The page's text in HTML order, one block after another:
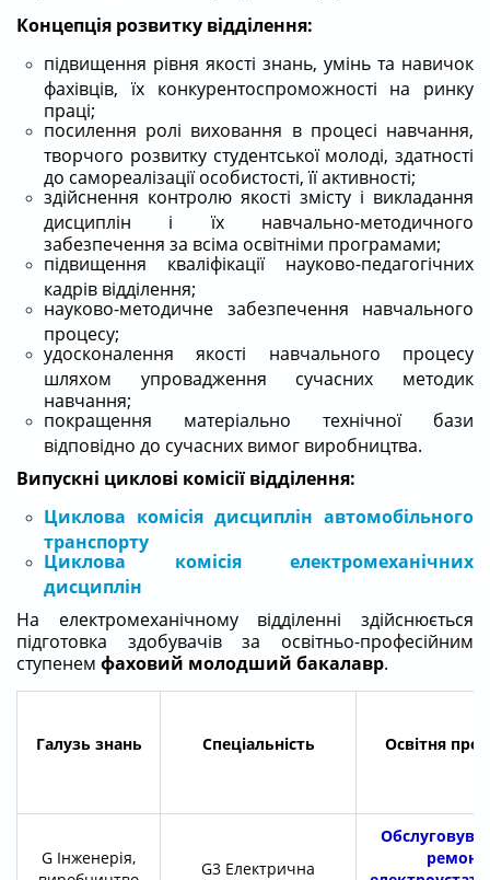
Концепція розвитку відділення:
підвищення рівня якості знань, умінь та навичок
фахівців, їх конкурентоспроможності на ринку
праці;
посилення ролі виховання в процесі навчання,
творчого розвитку студентської молоді, здатності
до самореалізації особистості, її активності;
здійснення контролю якості змісту і викладання
дисциплін і їх навчально-методичного
забезпечення за всіма освітніми програмами;
підвищення кваліфікації науково-педагогічних
кадрів відділення;
науково-методичне забезпечення навчального
процесу;
удосконалення якості навчального процесу
шляхом упровадження сучасних методик
навчання;
покращення матеріально технічної бази
відповідно до сучасних вимог виробництва.
Випускні циклові комісії відділення:
Циклова комісія дисциплін автомобільного
транспорту
Циклова комісія електромеханічних
дисциплін
На електромеханічному відділенні здійснюється
підготовка здобувачів за освітньо-професійним
ступенем фаховий молодший бакалавр.
Галузь знань Спеціальність Освітня
G Інженерія,
G3 Електрична
ремонт